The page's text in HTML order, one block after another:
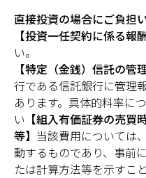
直接投資の場合にご負担
【投資一任契約に係る報酬
い。
【特定（金銭）信託の管
行である信託銀行に管理
あります。具体的料率に
い 【組入有価証券の売
等】 当該費用については
動するものであり、事前
たは計算方法等を示すこ